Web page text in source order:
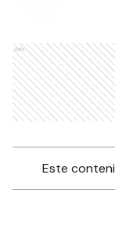
Ads
Este